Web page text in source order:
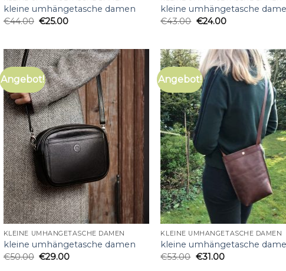
kleine umhängetasche damen
€44.00 €25.00
kleine umhängetasche
€43.00 €24.00
Angebot!
KLEINE UMHÄNGETASCHE DAMEN
kleine umhängetasche damen
€50.00 €29.00
Angebot!
KLEINE UMHÄNGETASCHE DAMEN
kleine umhängetasche
€53.00 €31.00